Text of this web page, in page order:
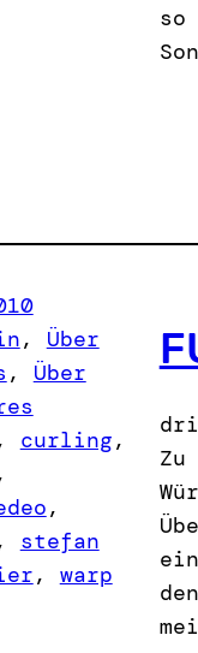
so
, Über
, Über
curling
stefan
, warp